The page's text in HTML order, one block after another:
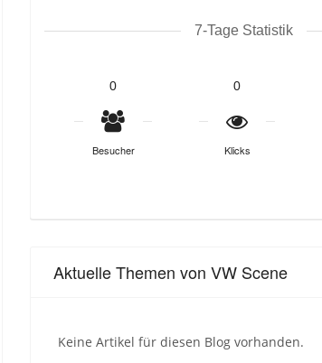
7-Tage Statistik
0
Besucher
0
Klicks
Aktuelle Themen von VW Scene
Keine Artikel für diesen Blog vorhanden.